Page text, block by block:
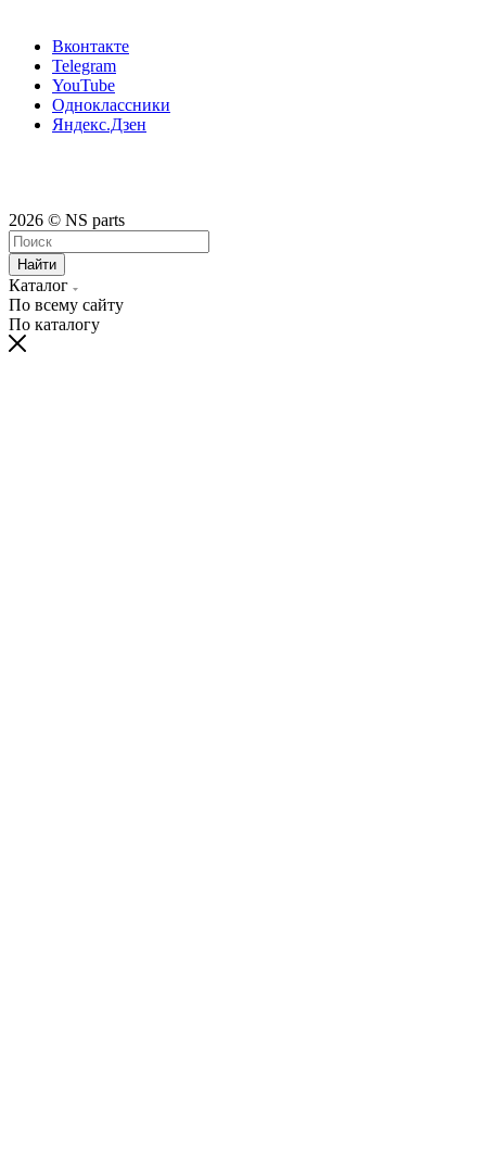
Вконтакте
Telegram
YouTube
Одноклассники
Яндекс.Дзен
2026 © NS parts
Найти
Каталог
По всему сайту
По каталогу